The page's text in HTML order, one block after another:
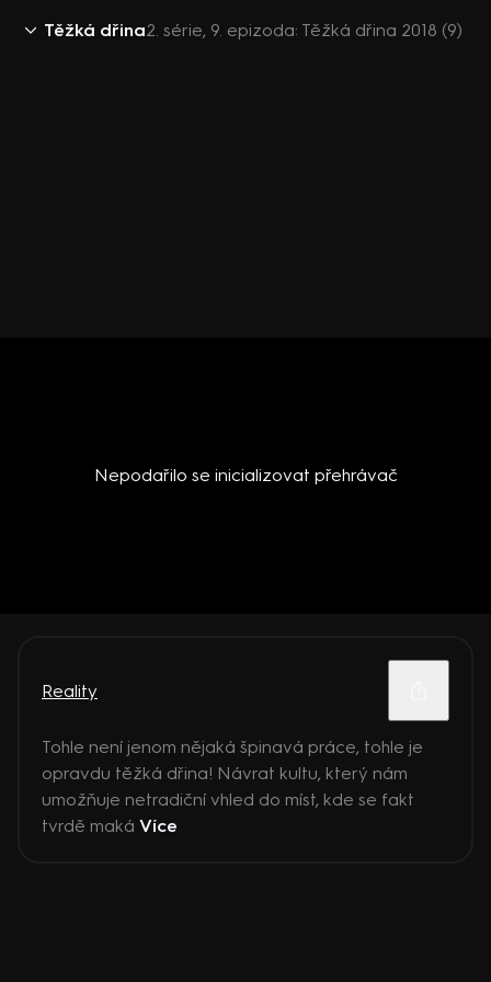
Těžká dřina2. série, 9. epizoda: Těžká dřina 2018 (9)
Nepodařilo se inicializovat přehrávač
Reality
Tohle není jenom nějaká špinavá práce, tohle je
opravdu těžká dřina! Návrat kultu, který nám
umožňuje netradiční vhled do míst, kde se fakt
tvrdě maká Více